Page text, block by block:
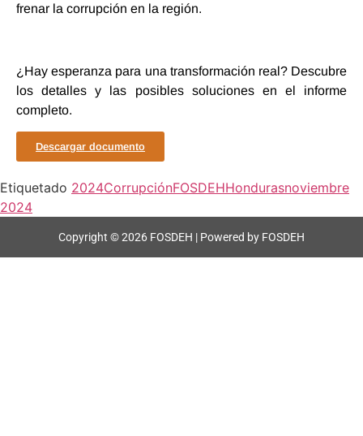
frenar la corrupción en la región.
¿Hay esperanza para una transformación real? Descubre
los detalles y las posibles soluciones en el informe
completo.
Descargar documento
Etiquetado 2024CorrupciónFOSDEHHondurasnoviembre
2024
Copyright © 2026 FOSDEH | Powered by FOSDEH